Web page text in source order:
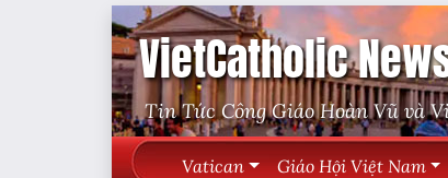
VietCatholic
Tin Tức Công Giáo Hoàn Vũ và
Vatican Giáo Hội Việt Nam